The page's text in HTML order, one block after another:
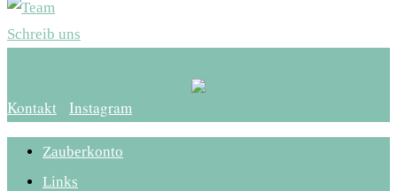
Schreib uns
Kontakt Instagram
Zauberkonto
Links